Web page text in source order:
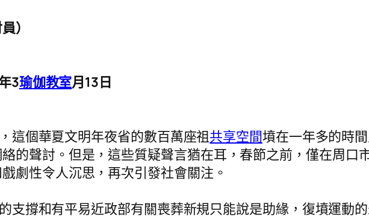
）
3瑜伽教室月13日
這個華夏文明年夜省的數百萬座祖共享空間墳在一年多的時
的聲討。但是，這些質疑聲言猶在耳，春節之前，僅在周口
劇性令人沉思，再次引發社會關注。
支撐和有平易近政部有關喪葬新規只能說是助緣，復墳運動